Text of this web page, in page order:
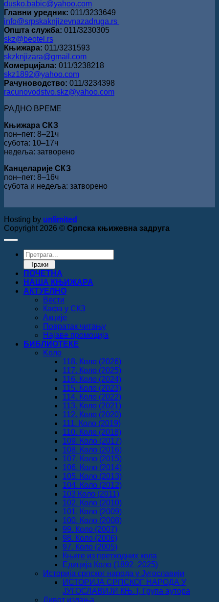
dusko.babic@yahoo.com
Главни уредник: 011/3233649
info@srpskaknjizevnazadruga.rs
Општа служба: 011/3230305
skz@beotel.rs
Књижара: 011/3231593
skzknjizara@gmail.com
Комерцијала: 011/3238218
skz1892@yahoo.com
Рачуноводство: 011/3234398
racunovodstvo.skz@yahoo.com
РАДНО ВРЕМЕ
Књижара СКЗ
пон‒пет: 8‒21ч
субота: 10‒17ч
недеља: затворено
Канцеларије СКЗ
пон‒пет: 8‒16ч
субота и недеља: затворено
Hosting by unlimited
Copyright 2026 © Српска књижевна задруга
Products
search
Тражи
ПОЧЕТНА
НАША КЊИЖАРА
АКТУЕЛНО
Вести
Кафа у СКЗ
Акције
Повратак читању
Најаве промоција
БИБЛИОТЕКЕ
Koло
118. Коло (2026)
117. Коло (2025)
116. Коло (2024)
115. Коло (2023)
114. Коло (2022)
113. Коло (2021)
112. Коло (2020)
111. Коло (2019)
110. Коло (2018)
109. Коло (2017)
108. Коло (2016)
107. Коло (2015)
106. Коло (2014)
105. Коло (2013)
104. Коло (2012)
103 Коло (2011)
102. Коло (2010)
101. Коло (2009)
100. Коло (2008)
99. Коло (2007)
98. Коло (2006)
97. Коло (2005)
Књиге из претходних кола
Едиција Коло (1892‒2025)
Историја српског народа у Југославији
ИСТОРИЈА СРПСКОГ НАРОДА У
ЈУГОСЛАВИЈИ КЊ. I, Група аутора
Дивот издања